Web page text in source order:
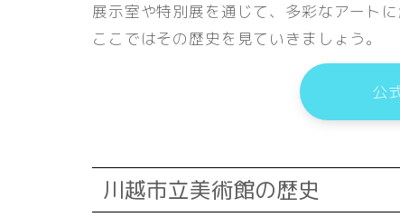
展示室や特別展を通じて、多彩なアートに
ここではその歴史を見ていきましょう。
公
川越市立美術館の歴史